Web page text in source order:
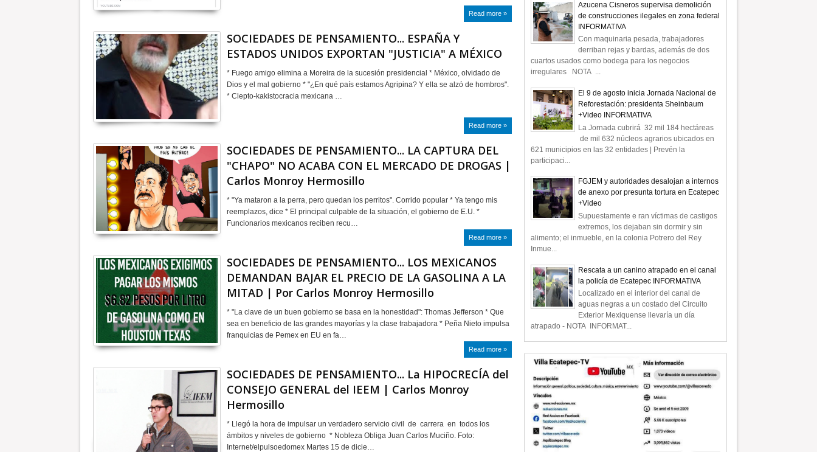
Read more »
SOCIEDADES DE PENSAMIENTO... ESPAÑA Y
ESTADOS UNIDOS EXPORTAN "JUSTICIA" A MÉXICO
* Fuego amigo elimina a Moreira de la sucesión presidencial * México, olvidado de
Dios y el mal gobierno * "¿En qué país estamos Agripina? Y ella se alzó de hombros".
* Clepto-kakistocracia mexicana …
Read more »
SOCIEDADES DE PENSAMIENTO... LA CAPTURA DEL
"CHAPO" NO ACABA CON EL MERCADO DE DROGAS |
Carlos Monroy Hermosillo
* "Ya mataron a la perra, pero quedan los perritos". Corrido popular * Ya tengo mis
reemplazos, dice * El principal culpable de la situación, el gobierno de E.U. *
Funcionarios mexicanos reciben recu…
Read more »
SOCIEDADES DE PENSAMIENTO... LOS MEXICANOS
DEMANDAN BAJAR EL PRECIO DE LA GASOLINA A LA
MITAD | Por Carlos Monroy Hermosillo
* "La clave de un buen gobierno se basa en la honestidad": Thomas Jefferson * Que
sea en beneficio de las grandes mayorías y la clase trabajadora * Peña Nieto impulsa
franquicias de Pemex en EU en fa…
Read more »
SOCIEDADES DE PENSAMIENTO... La HIPOCRECÍA del
CONSEJO GENERAL del IEEM | Carlos Monroy
Hermosillo
* Llegó la hora de impulsar un verdadero servicio civil de carrera en todos los
ámbitos y niveles de gobierno * Nobleza Obliga Juan Carlos Muciño. Foto:
Internet/elpulsoedomex Martes 15 de dicie…
Azucena Cisneros supervisa demolición
de construcciones ilegales en zona federal
INFORMATIVA
Con maquinaria pesada, trabajadores
derriban rejas y bardas, además de dos
cuartos usados como bodega para los negocios
irregulares NOTA ...
El 9 de agosto inicia Jornada Nacional de
Reforestación: presidenta Sheinbaum
+Video INFORMATIVA
La Jornada cubrirá 32 mil 184 hectáreas
de mil 632 núcleos agrarios ubicados en
621 municipios en las 32 entidades | Prevén la
participaci...
FGJEM y autoridades desalojan a internos
de anexo por presunta tortura en Ecatepec
+Video
Supuestamente e ran víctimas de castigos
extremos, los dejaban sin dormir y sin
alimento; el inmueble, en la colonia Potrero del Rey
Inmue...
Rescata a un canino atrapado en el canal
la policía de Ecatepec INFORMATIVA
Localizado en el interior del canal de
aguas negras a un costado del Circuito
Exterior Mexiquense llevaría un día
atrapado - NOTA INFORMAT...